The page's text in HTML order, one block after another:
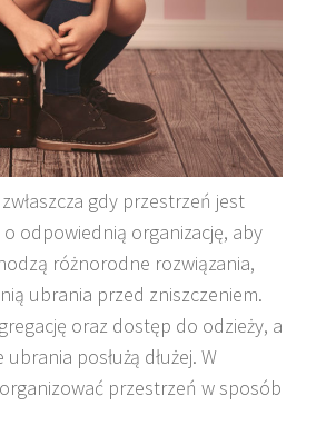
gdy przestrzeń jest
odpowiednią organizację, aby
różnorodne rozwiązania,
ubrania przed zniszczeniem.
oraz dostęp do odzieży, a
posłużą dłużej. W
przestrzeń w sposób